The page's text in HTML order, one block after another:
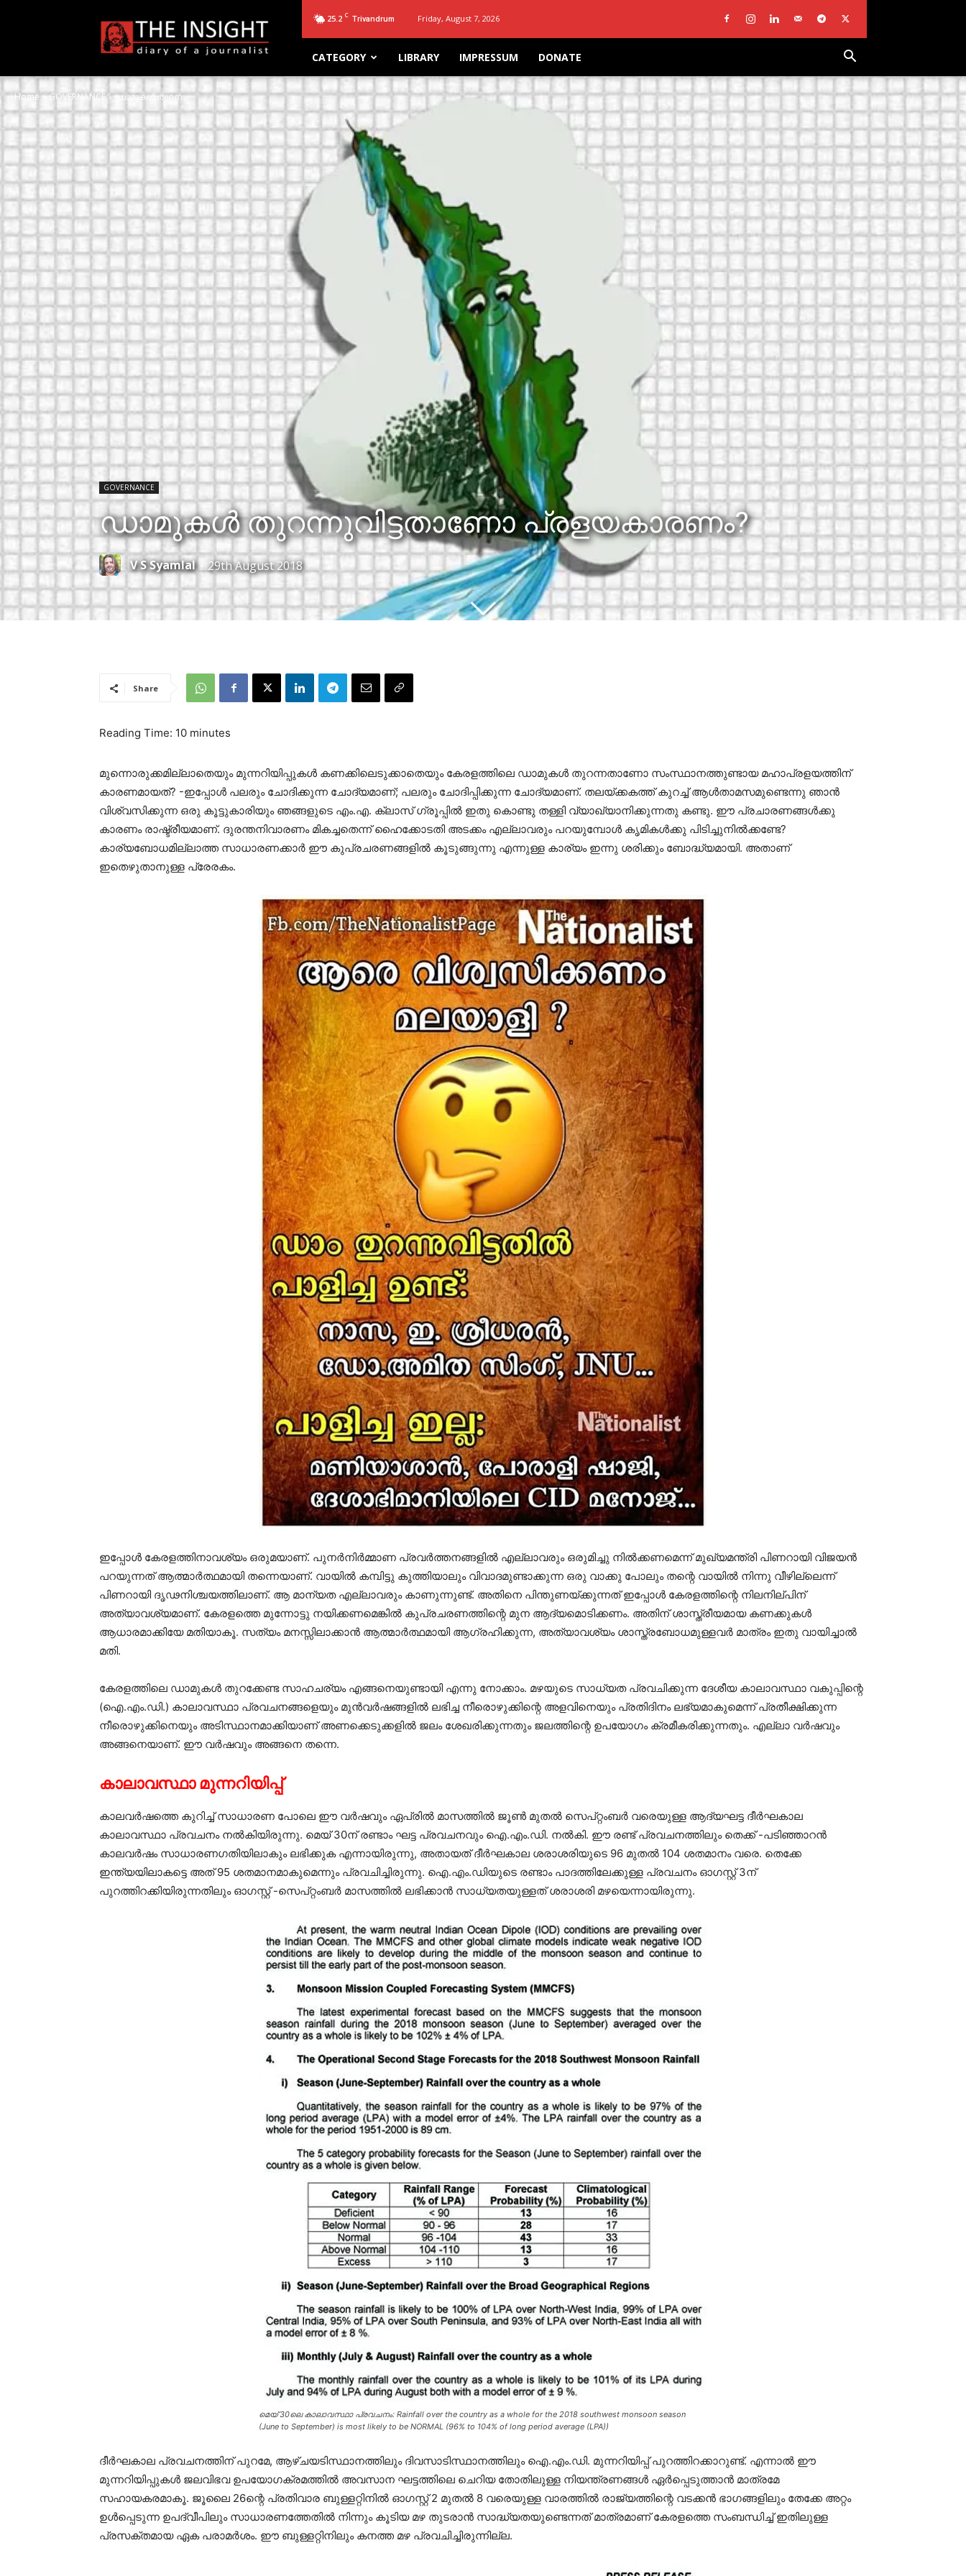
INSIGHT
25.2 C Trivandrum Friday, August 7, 2026
CATEGORY LIBRARY IMPRESSUM DONATE
Home GOVERNANCE ഡാമുകള്‍ തുറന...
GOVERNANCE
ഡാമുകള്‍ തുറന്നുവിട്ടതാണോ പ്രളയകാരണം?
V S Syamlal - 29th August 2018
Share
Reading Time: 10 minutes
മുന്നൊരുക്കമില്ലാതെയും മുന്നറിയിപ്പുകള്‍ കണക്കിലെടുക്കാതെയും കേരളത്തിലെ ഡാമുകള്‍ തുറന്നതാണോ സംസ്ഥാനത്തുണ്ടായ മഹാപ്രളയത്തിന്
കാരണമായത്? -ഇപ്പോള്‍ പലരും ചോദിക്കുന്ന ചോദ്യമാണ്; പലരും ചോദിപ്പിക്കുന്ന ചോദ്യമാണ്. തലയ്ക്കകത്ത് കുറച്ച് ആള്‍താമസമുണ്ടെന്നു ഞാന്‍
വിശ്വസിക്കുന്ന ഒരു കൂട്ടുകാരിയും ഞങ്ങളുടെ എം.എ. ക്ലാസ് ഗ്രൂപ്പില്‍ ഇതു കൊണ്ടു തള്ളി വ്യാഖ്യാനിക്കുന്നതു കണ്ടു. ഈ പ്രചാരണങ്ങള്‍ക്കു
കാരണം രാഷ്ട്രീയമാണ്. ദുരന്തനിവാരണം മികച്ചതെന്ന് ഹൈക്കോടതി അടക്കം എല്ലാവരും പറയുമ്പോള്‍ കൃമികള്‍ക്കു പിടിച്ചുനില്‍ക്കണ്ടേ?
കാര്യബോധമില്ലാത്ത സാധാരണക്കാര്‍ ഈ കുപ്രചരണങ്ങളില്‍ കൂടുങ്ങുന്നു എന്നുള്ള കാര്യം ഇന്നു ശരിക്കും ബോദ്ധ്യമായി. അതാണ്
ഇതെഴുതാനുള്ള പ്രേരകം.
ഇപ്പോള്‍ കേരളത്തിനാവശ്യം ഒരുമയാണ്. പുനര്‍നിര്‍മ്മാണ പ്രവര്‍ത്തനങ്ങളില്‍ എല്ലാവരും ഒരുമിച്ചു നില്‍ക്കണമെന്ന് മുഖ്യമന്ത്രി പിണറായി വിജയന്‍
പറയുന്നത് ആത്മാര്‍ത്ഥമായി തന്നെയാണ്. വായില്‍ കമ്പിട്ടു കുത്തിയാലും വിവാദമുണ്ടാക്കുന്ന ഒരു വാക്കു പോലും തന്റെ വായില്‍ നിന്നു വീഴില്ലെന്ന്
പിണറായി ദൃഢനിശ്ചയത്തിലാണ്. ആ മാന്യത എല്ലാവരും കാണുന്നുണ്ട്. അതിനെ പിന്തുണയ്ക്കുന്നത് ഇപ്പോള്‍ കേരളത്തിന്റെ നിലനില്പിന്
അത്യാവശ്യമാണ്. കേരളത്തെ മുന്നോട്ടു നയിക്കണമെങ്കില്‍ കുപ്രചരണത്തിന്റെ മുന ആദ്യമൊടിക്കണം. അതിന് ശാസ്ത്രീയമായ കണക്കുകള്‍
ആധാരമാക്കിയേ മതിയാകൂ. സത്യം മനസ്സിലാക്കാന്‍ ആത്മാര്‍ത്ഥമായി ആഗ്രഹിക്കുന്ന, അത്യാവശ്യം ശാസ്ത്രബോധമുള്ളവര്‍ മാത്രം ഇതു വായിച്ചാല്‍
മതി.
കേരളത്തിലെ ഡാമുകള്‍ തുറക്കേണ്ട സാഹചര്യം എങ്ങനെയുണ്ടായി എന്നു നോക്കാം. മഴയുടെ സാധ്യത പ്രവചിക്കുന്ന ദേശീയ കാലാവസ്ഥാ വകുപ്പിന്റെ
(ഐ.എം.ഡി.) കാലാവസ്ഥാ പ്രവചനങ്ങളെയും മുന്‍വര്‍ഷങ്ങളില്‍ ലഭിച്ച നീരൊഴുക്കിന്റെ അളവിനെയും പ്രതിദിനം ലഭ്യമാകുമെന്ന് പ്രതീക്ഷിക്കുന്ന
നീരൊഴുക്കിനെയും അടിസ്ഥാനമാക്കിയാണ് അണക്കെടുക്കളില്‍ ജലം ശേഖരിക്കുന്നതും ജലത്തിന്റെ ഉപയോഗം ക്രമീകരിക്കുന്നതും. എല്ലാ വര്‍ഷവും
അങ്ങനെയാണ്. ഈ വര്‍ഷവും അങ്ങനെ തന്നെ.
കാലാവസ്ഥാ മുന്നറിയിപ്പ്
കാലവര്‍ഷത്തെ കുറിച്ച് സാധാരണ പോലെ ഈ വര്‍ഷവും ഏപ്രില്‍ മാസത്തില്‍ ജൂണ്‍ മുതല്‍ സെപ്റ്റംബര്‍ വരെയുള്ള ആദ്യഘട്ട ദീര്‍ഘകാല
കാലാവസ്ഥാ പ്രവചനം നല്‍കിയിരുന്നു. മെയ് 30ന് രണ്ടാം ഘട്ട പ്രവചനവും ഐ.എം.ഡി. നല്‍കി. ഈ രണ്ട് പ്രവചനത്തിലും തെക്ക് -പടിഞ്ഞാറന്‍
കാലവര്‍ഷം സാധാരണഗതിയിലാകും ലഭിക്കുക എന്നായിരുന്നു, അതായത് ദീര്‍ഘകാല ശരാശരിയുടെ 96 മുതല്‍ 104 ശതമാനം വരെ. തെക്കേ
ഇന്ത്യയിലാകട്ടെ അത് 95 ശതമാനമാകുമെന്നും പ്രവചിച്ചിരുന്നു. ഐ.എം.ഡിയുടെ രണ്ടാം പാദത്തിലേക്കുള്ള പ്രവചനം ഓഗസ്റ്റ് 3ന്
പുറത്തിറക്കിയിരുന്നതിലും ഓഗസ്റ്റ് -സെപ്റ്റംബര്‍ മാസത്തില്‍ ലഭിക്കാന്‍ സാധ്യതയുള്ളത് ശരാശരി മഴയെന്നായിരുന്നു.
മെയ് 30ലെ കാലാവസ്ഥാ പ്രവചനം: Rainfall over the country as a whole for the 2018 southwest monsoon season
(June to September) is most likely to be NORMAL (96% to 104% of long period average (LPA))
ദീര്‍ഘകാല പ്രവചനത്തിന് പുറമേ, ആഴ്ചയടിസ്ഥാനത്തിലും ദിവസാടിസ്ഥാനത്തിലും ഐ.എം.ഡി. മുന്നറിയിപ്പ് പുറത്തിറക്കാറുണ്ട്. എന്നാല്‍ ഈ
മുന്നറിയിപ്പുകള്‍ ജലവിഭവ ഉപയോഗക്രമത്തില്‍ അവസാന ഘട്ടത്തിലെ ചെറിയ തോതിലുള്ള നിയന്ത്രണങ്ങള്‍ ഏര്‍പ്പെടുത്താന്‍ മാത്രമേ
സഹായകരമാകൂ. ജൂലൈ 26ന്റെ പ്രതിവാര ബുള്ളറ്റിനില്‍ ഓഗസ്റ്റ് 2 മുതല്‍ 8 വരെയുള്ള വാരത്തില്‍ രാജ്യത്തിന്റെ വടക്കന്‍ ഭാഗങ്ങളിലും തേക്കേ അറ്റം
ഉള്‍പ്പെടുന്ന ഉപദ്വീപിലും സാധാരണത്തേതില്‍ നിന്നും കൂടിയ മഴ തുടരാന്‍ സാദ്ധ്യതയുണ്ടെന്നത് മാത്രമാണ് കേരളത്തെ സംബന്ധിച്ച് ഇതിലുള്ള
പ്രസക്തമായ ഏക പരാമര്‍ശം. ഈ ബുള്ളറ്റിനിലും കനത്ത മഴ പ്രവചിച്ചിരുന്നില്ല.